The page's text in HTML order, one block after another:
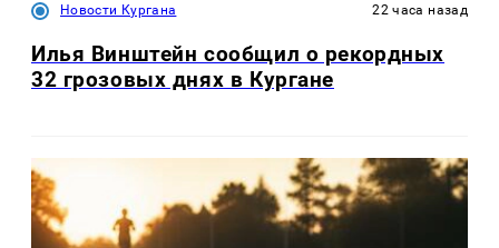
Новости Кургана 22 часа назад
Илья Винштейн сообщил о рекордных
32 грозовых днях в Кургане